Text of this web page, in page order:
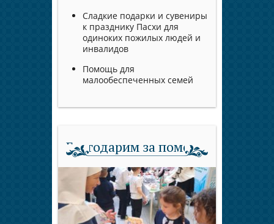
Сладкие подарки и сувениры
к празднику Пасхи для
одиноких пожилых людей и
инвалидов
Помощь для
малообеспеченных семей
Благодарим за помощь